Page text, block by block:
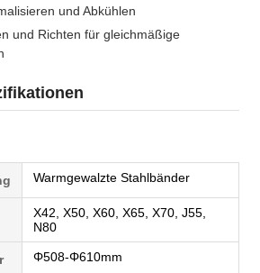
und Abkühlen
und Richten für gleichmäßige
Warmgewalzte Stahlbänder
X42, X50, X60, X65, X70, J55,
N80
Φ508-Φ610mm